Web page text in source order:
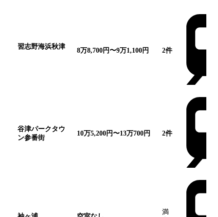
習志野海浜秋津
8万8,700円〜9万1,100円 2件
谷津パークタウ
ン参番街
10万5,200円〜13万700円 2件
満